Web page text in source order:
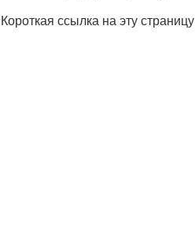
Короткая ссылка на эту